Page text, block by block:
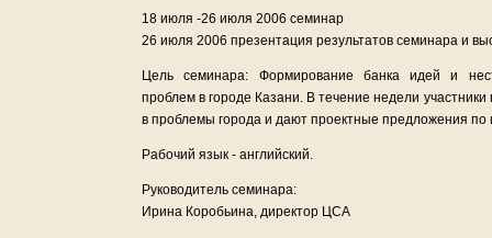
18 июля -26 июля 2006 семинар
26 июля 2006 презентация результатов семинара и
Цель семинара: Формирование банка идей и
проблем в городе Казани. В течение недели
в проблемы города и дают проектные предложения
Рабочий язык - английский.
Руководитель семинара:
Ирина Коробьина, директор ЦСА